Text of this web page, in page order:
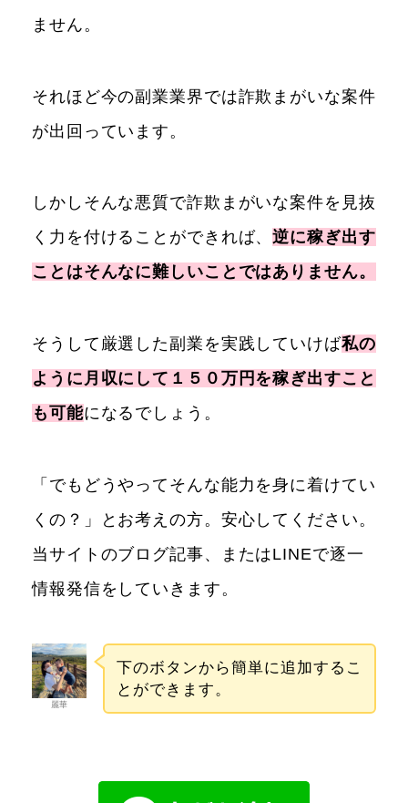
ません。
それほど今の副業業界では詐欺まがいな案件
が出回っています。
しかしそんな悪質で詐欺まがいな案件を見抜
く力を付けることができれば、逆に稼ぎ出す
ことはそんなに難しいことではありません。
そうして厳選した副業を実践していけば私の
ように月収にして１５０万円を稼ぎ出すこと
も可能になるでしょう。
「でもどうやってそんな能力を身に着けてい
くの？」とお考えの方。安心してください。
当サイトのブログ記事、またはLINEで逐一
情報発信をしていきます。
麗華
下のボタンから簡単に追加するこ
とができます。